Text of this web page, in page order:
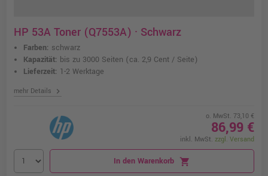
HP 53A Toner (Q7553A) · Schwarz
Farben: schwarz
Kapazität: bis zu 3000 Seiten (ca. 2,9 Cent / Seite)
Lieferzeit: 1-2 Werktage
mehr Details chevron_right
o. MwSt. 73,10 €
86,99 €
inkl. MwSt. zzgl. Versand
In den Warenkorb shopping_cart